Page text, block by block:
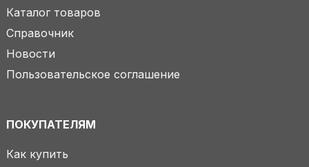
Каталог товаров
Справочник
Новости
Пользовательское соглашение
ПОКУПАТЕЛЯМ
Как купить